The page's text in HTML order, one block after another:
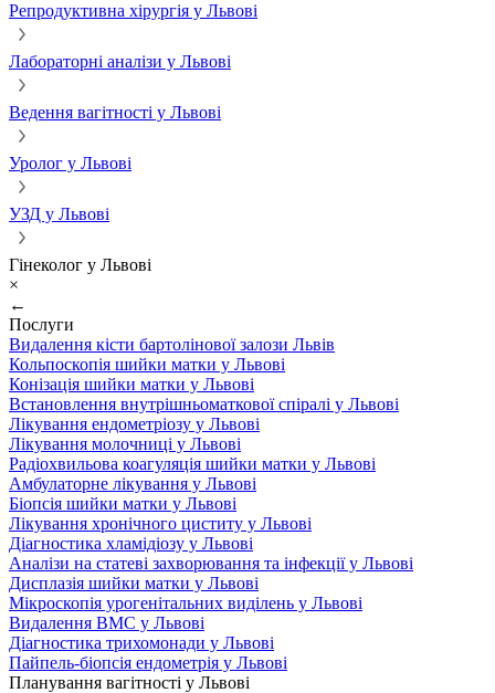
Репродуктивна хірургія у Львові
Лабораторні аналізи у Львові
Ведення вагітності у Львові
Уролог у Львові
УЗД у Львові
Гінеколог у Львові
×
←
Послуги
Видалення кісти бартолінової залози Львів
Кольпоскопія шийки матки у Львові
Конізація шийки матки у Львові
Встановлення внутрішньоматкової спіралі у Львові
Лікування ендометріозу у Львові
Лікування молочниці у Львові
Радіохвильова коагуляція шийки матки у Львові
Амбулаторне лікування у Львові
Біопсія шийки матки у Львові
Лікування хронічного циститу у Львові
Діагностика хламідіозу у Львові
Аналізи на статеві захворювання та інфекції у Львові
Дисплазія шийки матки у Львові
Мікроскопія урогенітальних виділень у Львові
Видалення ВМС у Львові
Діагностика трихомонади у Львові
Пайпель-біопсія ендометрія у Львові
Планування вагітності у Львові